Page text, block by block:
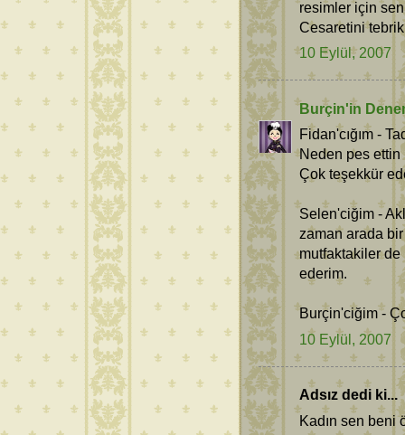
resimler için
Cesaretini
10 Eylül, 2007
Burçin'in
Fidan'cığım -
Neden pes ettin
Çok teşekkür
Selen'ciğim -
zaman arada
mutfaktakiler
ederim.
Burçin'ciğim -
10 Eylül, 2007
Adsız dedi ki...
Kadın sen beni